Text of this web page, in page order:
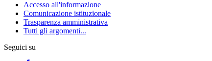
Accesso all'informazione
Comunicazione istituzionale
Trasparenza amministrativa
Tutti gli argomenti...
Seguici su